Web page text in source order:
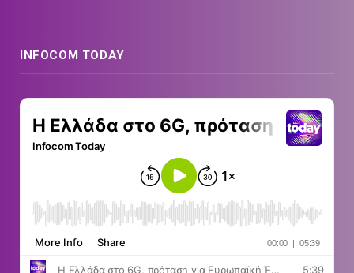
INFOCOM TODAY